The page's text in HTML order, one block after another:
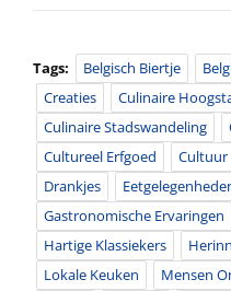
Tags: Belgisch Biertje
Creaties
Culinaire
Culinaire Stadswandeling
Cultureel Erfgoed
Cultuur
Drankjes
Gastronomische Ervaringen
Hartige Klassiekers
Lokale Keuken
Mensen